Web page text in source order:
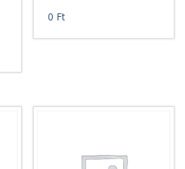
0 Ft